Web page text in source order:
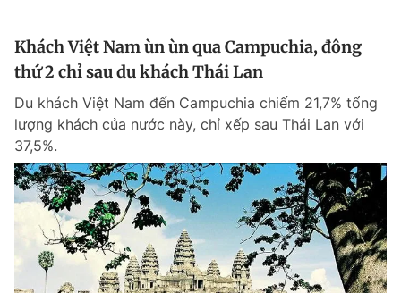
Khách Việt Nam ùn ùn qua Campuchia, đông
thứ 2 chỉ sau du khách Thái Lan
Du khách Việt Nam đến Campuchia chiếm 21,7% tổng
lượng khách của nước này, chỉ xếp sau Thái Lan với
37,5%.